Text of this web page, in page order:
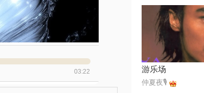
03:22 游乐场
仲夏夜🎙